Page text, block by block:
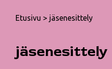
Etusivu > jäsenesittely
jäsenesittely